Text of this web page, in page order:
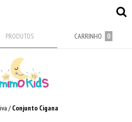
PRODUTOS CARRINHO 0
/ Conjunto Cigana